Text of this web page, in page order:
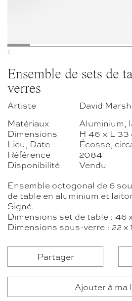
Previous
Ensemble de sets de
verres
Artiste
David
Matériaux
Aluminium,
Dimensions
H 46 × L 33
Lieu, Date
Écosse,
Référence
2084
Disponibilité
Vendu
Ensemble octogonal de 6
de table en aluminium et
Signé.
Dimensions set de table : 46
Dimensions sous-verre : 22 x
Partager
Ajouter à ma